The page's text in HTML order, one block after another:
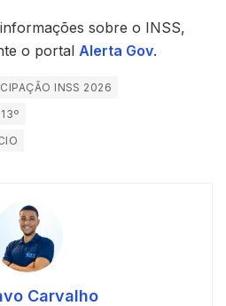
sobre o INSS,
o portal Alerta Gov.
INSS 2026
Carvalho